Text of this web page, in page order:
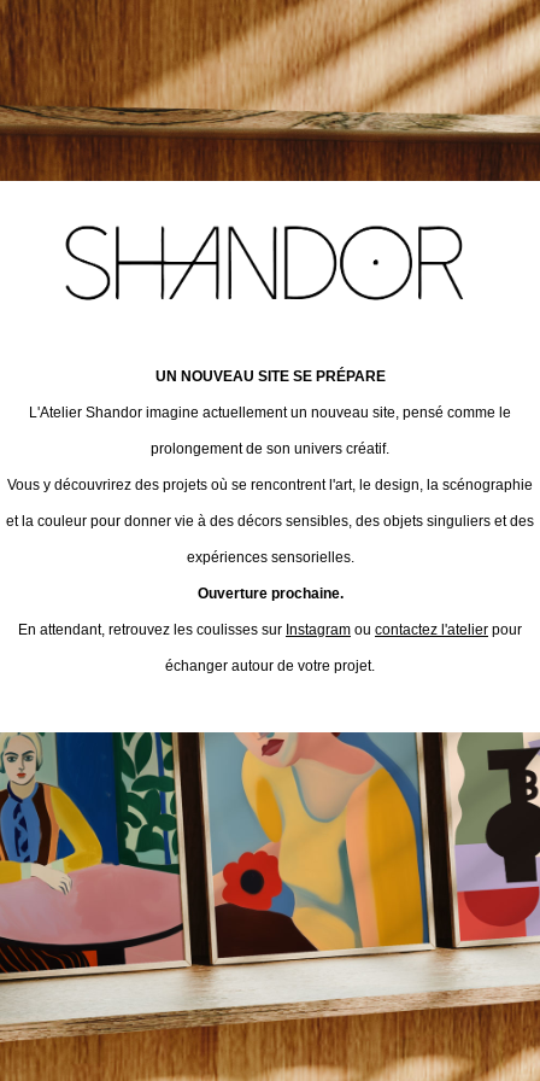
UN NOUVEAU SITE SE PRÉPARE
L'Atelier Shandor imagine actuellement un nouveau site, pensé comme le
prolongement de son univers créatif.
Vous y découvrirez des projets où se rencontrent l'art, le design, la scénographie
et la couleur pour donner vie à des décors sensibles, des objets singuliers et des
expériences sensorielles.
Ouverture prochaine.
En attendant, retrouvez les coulisses sur Instagram ou contactez l'atelier pour
échanger autour de votre projet.